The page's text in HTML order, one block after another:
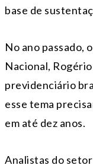
base de
No ano passado,
Nacional,
previdenciário
esse tema
em até dez anos.
Analistas do